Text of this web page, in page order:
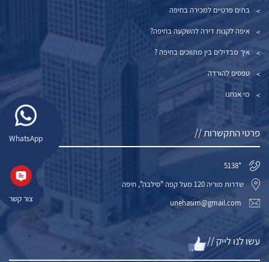
WhatsApp
צור קשר
בתים פרטיים למכירה בחיפה
איפה לקנות דירה להשקעה בחיפה?
איך מבדילים בין מתווכים בחיפה ?
טפסים להורדה
מי אנחנו
פרטי התקשרות //
*5138
שדרות מוריה 120 מעל קפה "סילבה", חיפה
unehasim@gmail.com
עשו לנו לייק //